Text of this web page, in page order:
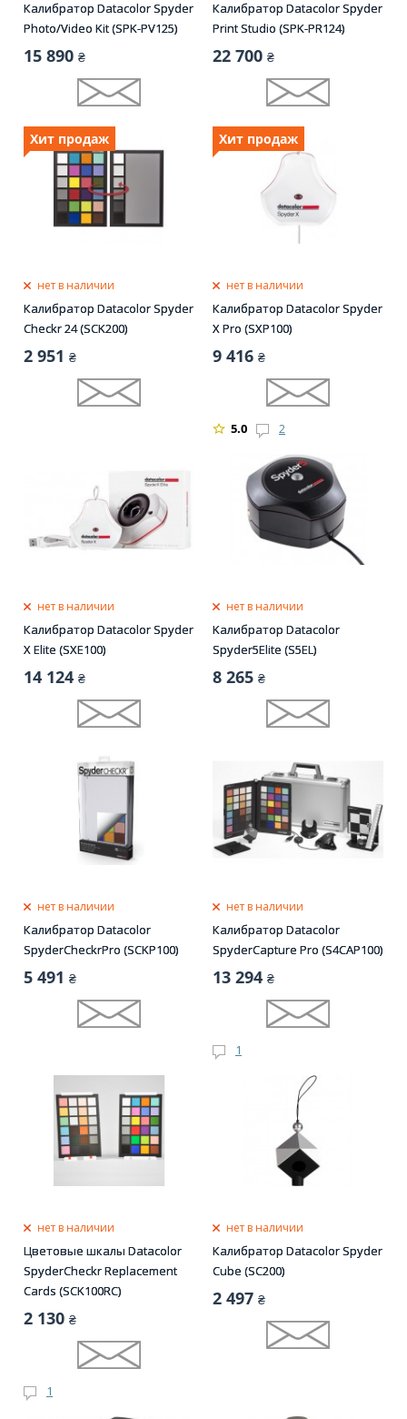
Калибратор Datacolor Spyder
Photo/Video Kit (SPK-PV125)
15 890 ₴
Калибратор Datacolor Spyder
Print Studio (SPK-PR124)
22 700 ₴
Хит продаж
нет в наличии
Калибратор Datacolor Spyder
Checkr 24 (SCK200)
2 951 ₴
Хит продаж
нет в наличии
Калибратор Datacolor Spyder
X Pro (SXP100)
9 416 ₴
5.0 2
нет в наличии
Калибратор Datacolor Spyder
X Elite (SXE100)
14 124 ₴
нет в наличии
Kалибратор Datacolor
Spyder5Elite (S5EL)
8 265 ₴
нет в наличии
Калибратор Datacolor
SpyderCheckrPro (SCKP100)
5 491 ₴
нет в наличии
Калибратор Datacolor
SpyderCapture Pro (S4CAP100)
13 294 ₴
1
нет в наличии
Цветовые шкалы Datacolor
SpyderCheckr Replacement
Cards (SCK100RC)
2 130 ₴
1
нет в наличии
Калибратор Datacolor Spyder
Cube (SC200)
2 497 ₴